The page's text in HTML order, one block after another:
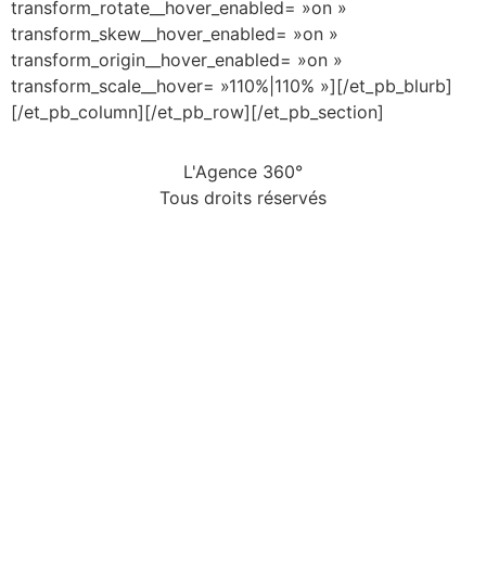
transform_rotate__hover_enabled= »on »
transform_skew__hover_enabled= »on »
transform_origin__hover_enabled= »on »
transform_scale__hover= »110%|110% »][/et_pb_blurb]
[/et_pb_column][/et_pb_row][/et_pb_section]
L'Agence 360°
Tous droits réservés